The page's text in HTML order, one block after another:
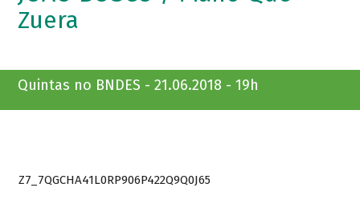
Zuera
Quintas no BNDES - 21.06.2018 - 19h
Z7_7QGCHA41L0RP906P422Q9Q0J65